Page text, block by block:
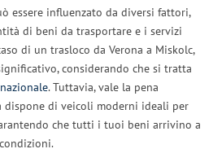
essere influenzato da diversi fattori,
di beni da trasportare e i servizi
di un trasloco da Verona a Miskolc,
considerando che si tratta
. Tuttavia, vale la pena
dispone di veicoli moderni ideali per
che tutti i tuoi beni arrivino a